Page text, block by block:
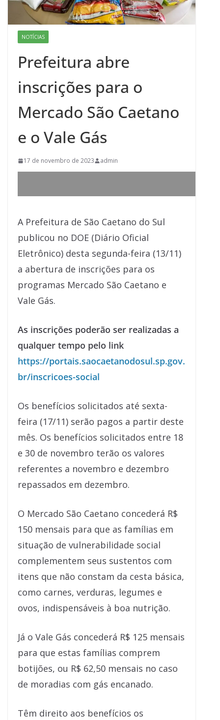
NOTÍCIAS
Prefeitura abre
inscrições para o
Mercado São Caetano
e o Vale Gás
17 de novembro de 2023 admin
A Prefeitura de São Caetano do Sul
publicou no DOE (Diário Oficial
Eletrônico) desta segunda-feira (13/11)
a abertura de inscrições para os
programas Mercado São Caetano e
Vale Gás.
As inscrições poderão ser realizadas a
qualquer tempo pelo link
https://portais.saocaetanodosul.sp.gov.
br/inscricoes-social
Os benefícios solicitados até sexta-
feira (17/11) serão pagos a partir deste
mês. Os benefícios solicitados entre 18
e 30 de novembro terão os valores
referentes a novembro e dezembro
repassados em dezembro.
O Mercado São Caetano concederá R$
150 mensais para que as famílias em
situação de vulnerabilidade social
complementem seus sustentos com
itens que não constam da cesta básica,
como carnes, verduras, legumes e
ovos, indispensáveis à boa nutrição.
Já o Vale Gás concederá R$ 125 mensais
para que estas famílias comprem
botijões, ou R$ 62,50 mensais no caso
de moradias com gás encanado.
Têm direito aos benefícios os